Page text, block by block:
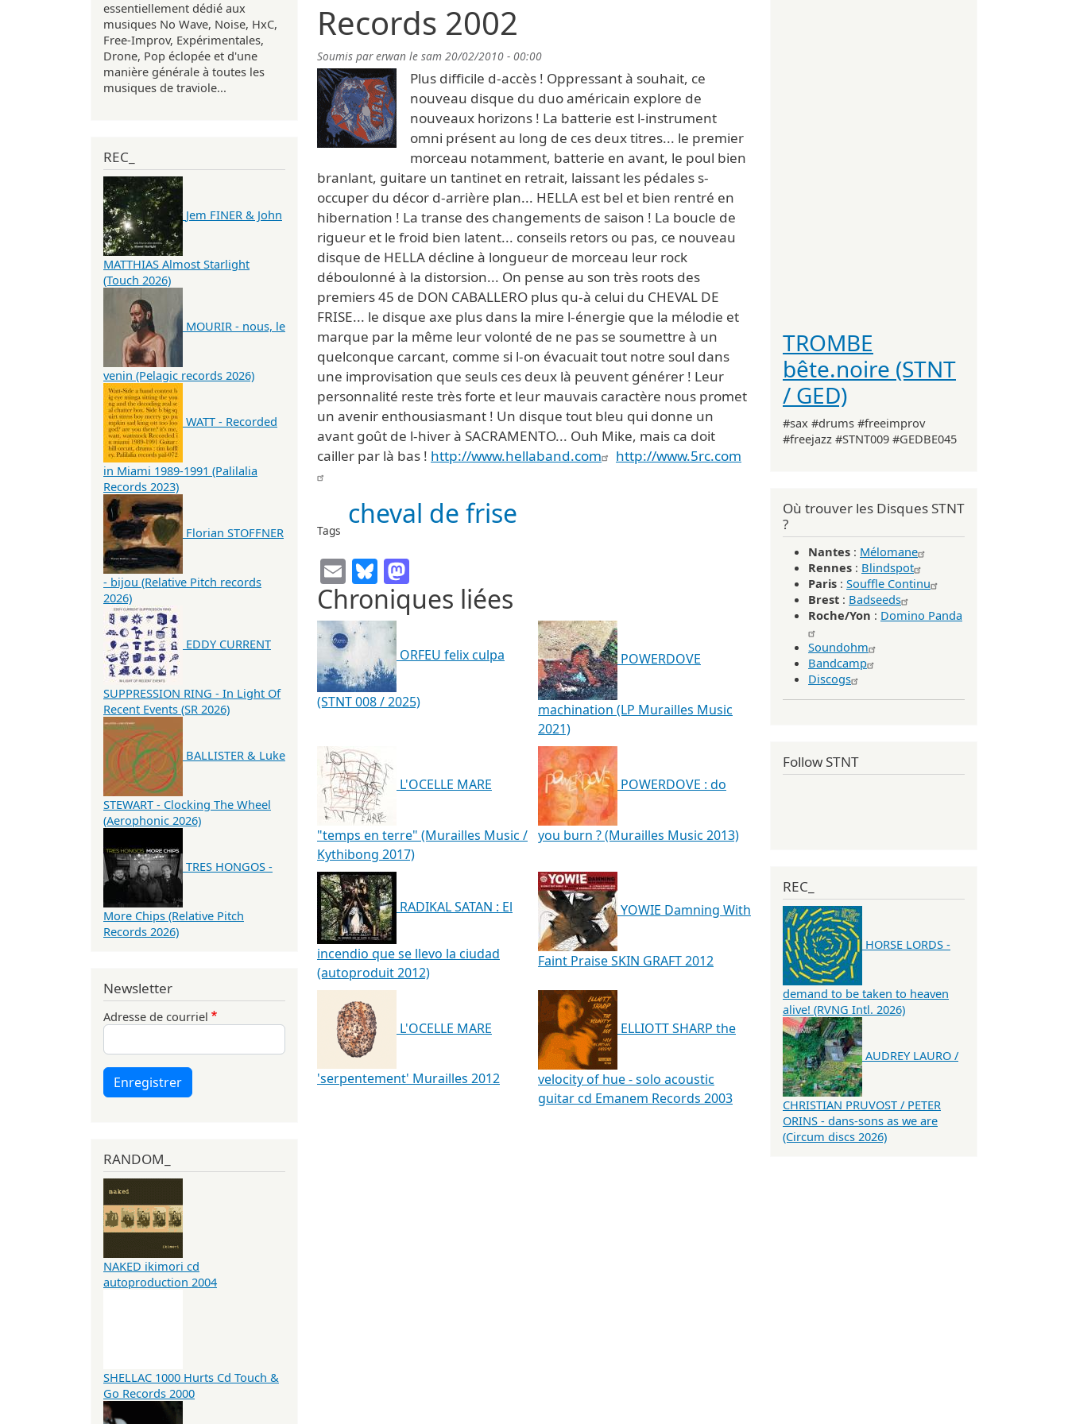
Records 2002
Soumis parerwan le sam 20/02/2010 - 00:00
Plus difficile d-accès ! Oppressant à souhait, ce
nouveau disque du duo américain explore de
nouveaux horizons ! La batterie est l-instrument
omni présent au long de ces deux titres... le premier
morceau notamment, batterie en avant, le poul bien
branlant, guitare un tantinet en retrait, laissant les pédales s-
occuper du décor d-arrière plan... HELLA est bel et bien rentré en
hibernation ! La transe des changements de saison ! La boucle de
rigueur et le froid bien latent... conseils retors ou pas, ce nouveau
disque de HELLA décline à longueur de morceau leur rock
déboulonné à la distorsion... On pense au son très roots des
premiers 45 de DON CABALLERO plus qu-à celui du CHEVAL DE
FRISE... le disque axe plus dans la mire l-énergie que la mélodie et
marque par la même leur volonté de ne pas se soumettre à un
quelconque carcant, comme si l-on évacuait tout notre soul dans
une improvisation que seuls ces deux là peuvent générer ! Leur
personnalité reste très forte et leur mauvais caractère nous promet
un avenir enthousiasmant ! Un disque tout bleu qui donne un
avant goût de l-hiver à SACRAMENTO... Ouh Mike, mais ca doit
cailler par là bas ! http://www.hellaband.com http://www.5rc.com
Tags
cheval de frise
EmailBluesky
Chroniques liées
ORFEU felix culpa
(STNT 008 / 2025)
POWERDOVE
machination (LP Murailles Music
2021)
L'OCELLE MARE
"temps en terre" (Murailles Music /
Kythibong 2017)
POWERDOVE : do
you burn ? (Murailles Music 2013)
RADIKAL SATAN : El
incendio que se llevo la ciudad
(autoproduit 2012)
YOWIE Damning With
Faint Praise SKIN GRAFT 2012
L'OCELLE MARE
'serpentement' Murailles 2012
ELLIOTT SHARP the
velocity of hue - solo acoustic
guitar cd Emanem Records 2003
essentiellement dédié aux
musiques No Wave, Noise, HxC,
Free-Improv, Expérimentales,
Drone, Pop éclopée et d'une
manière générale à toutes les
musiques de traviole...
REC_
Jem FINER & John
MATTHIAS Almost Starlight
(Touch 2026)
MOURIR - nous, le
venin (Pelagic records 2026)
WATT - Recorded
in Miami 1989-1991 (Palilalia
Records 2023)
Florian STOFFNER
- bijou (Relative Pitch records
2026)
EDDY CURRENT
SUPPRESSION RING - In Light Of
Recent Events (SR 2026)
BALLISTER & Luke
STEWART - Clocking The Wheel
(Aerophonic 2026)
TRES HONGOS -
More Chips (Relative Pitch
Records 2026)
Newsletter
Adresse de courriel
Enregistrer
RANDOM_
NAKED ikimori cd
autoproduction 2004
SHELLAC 1000 Hurts Cd Touch &
Go Records 2000
TROMBE
bête.noire (STNT
/ GED)
#sax #drums #freeimprov
#freejazz #STNT009 #GEDBE045
Où trouver les Disques STNT
?
Nantes : Mélomane
Rennes : Blindspot
Paris : Souffle Continu
Brest : Badseeds
Roche/Yon : Domino Panda
Soundohm
Bandcamp
Discogs
Follow STNT
REC_
HORSE LORDS -
demand to be taken to heaven
alive! (RVNG Intl. 2026)
AUDREY LAURO /
CHRISTIAN PRUVOST / PETER
ORINS - dans-sons as we are
(Circum discs 2026)